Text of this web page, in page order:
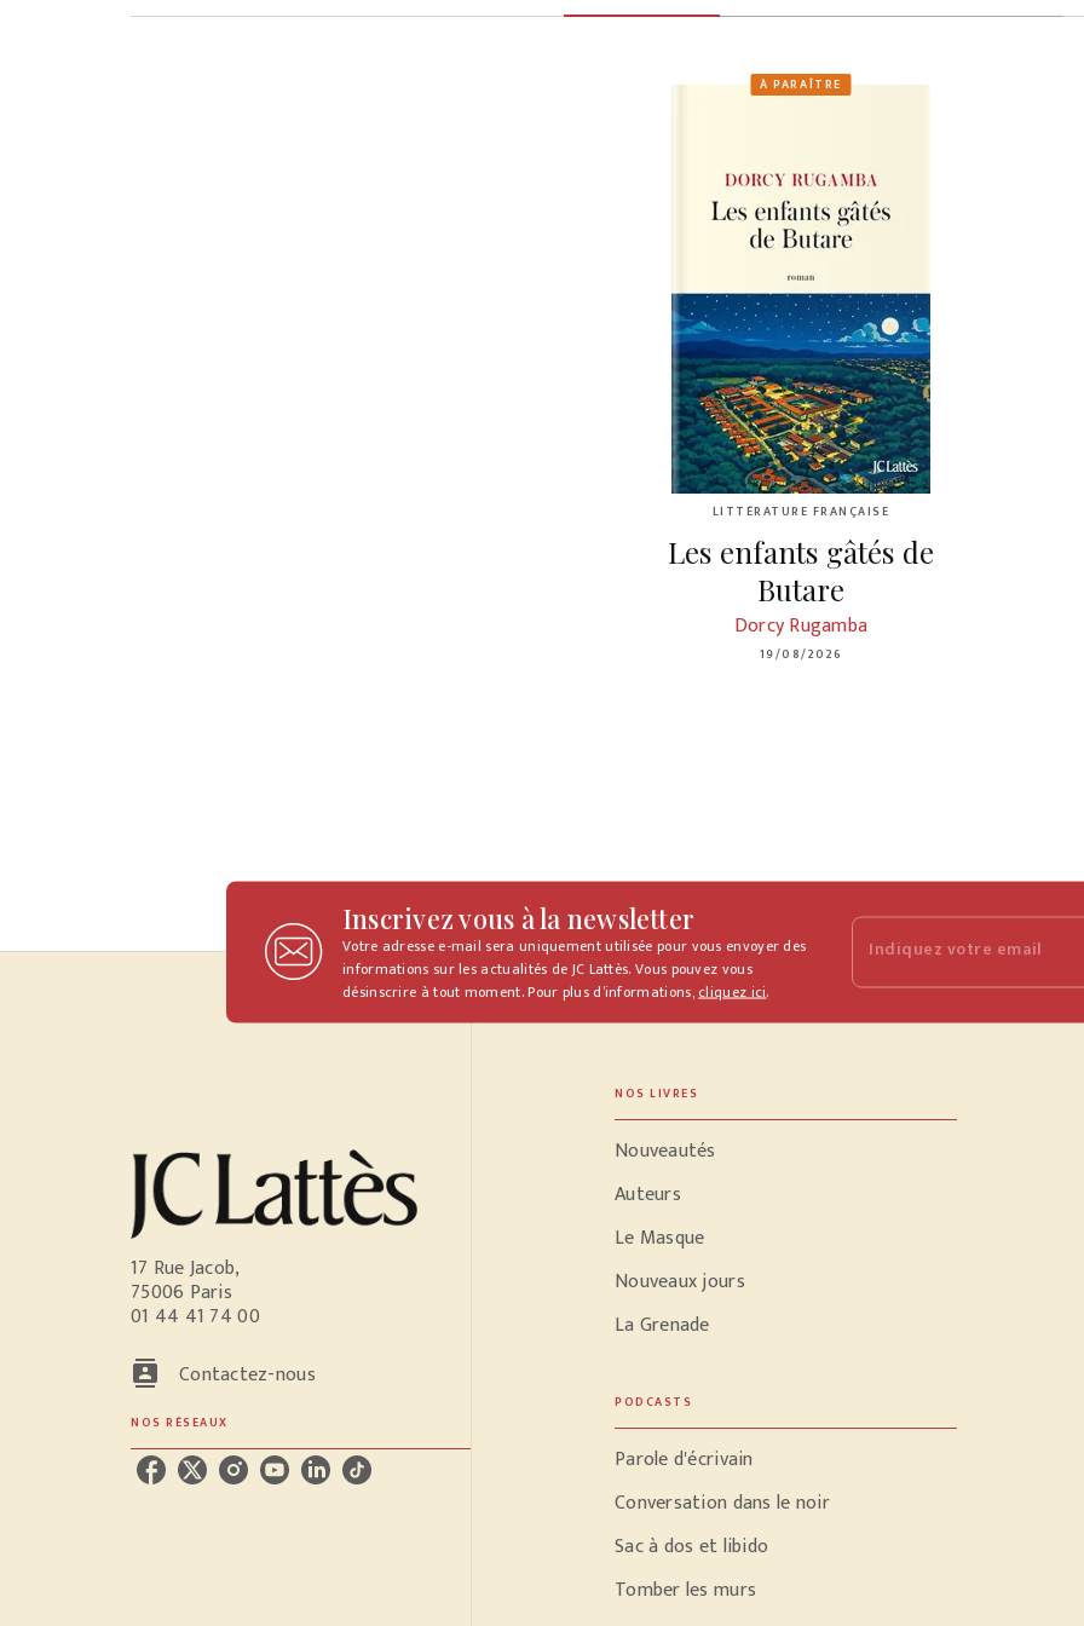
À PARAÎTRE
LITTÉRATURE FRANÇAISE
Les enfants gâtés de
Butare
Dorcy Rugamba
19/08/2026
Inscrivez vous à la newsletter
Votre adresse e-mail sera uniquement utilisée pour vous envoyer des
informations sur les actualités de JC Lattès. Vous pouvez vous
désinscrire à tout moment. Pour plus d’informations,cliquez ici.
Indiquez votre email
17 Rue Jacob,
75006 Paris
01 44 41 74 00
contacts Contactez-nous
NOS RÉSEAUX
NOS LIVRES
Nouveautés
Auteurs
Le Masque
Nouveaux jours
La Grenade
PODCASTS
Parole d'écrivain
Conversation dans le noir
Sac à dos et libido
Tomber les murs